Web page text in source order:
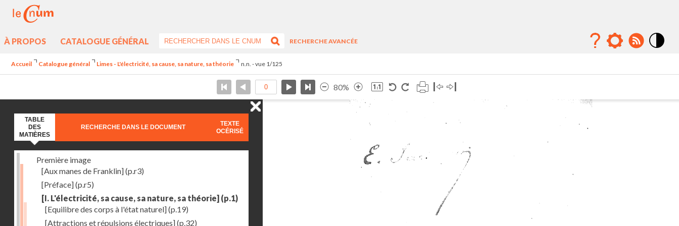
À PROPOS CATALOGUE GÉNÉRAL
RECHERCHE AVANCÉE
Accueil Catalogue général Limes - L'électricité, sa cause, sa nature, sa théorie n.n. - vue 1/125
80%
TABLE
DES
MATIÈRES
RECHERCHE DANS LE DOCUMENT
TEXTE
OCÉRISÉ
Première image
[Aux manes de Franklin](p.r3)
[Préface](p.r5)
[I. L'électricité, sa cause, sa nature, sa théorie] (p.1)
[Equilibre des corps à l'état naturel](p.19)
[Attractions et répulsions électriques](p.32)